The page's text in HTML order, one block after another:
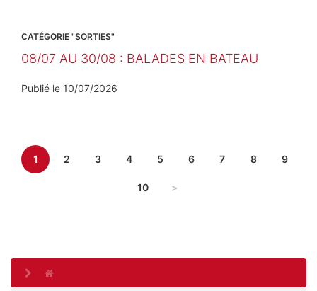
CATÉGORIE "SORTIES"
08/07 AU 30/08 : BALADES EN BATEAU
Publié le 10/07/2026
1 2 3 4 5 6 7 8 9
10 >